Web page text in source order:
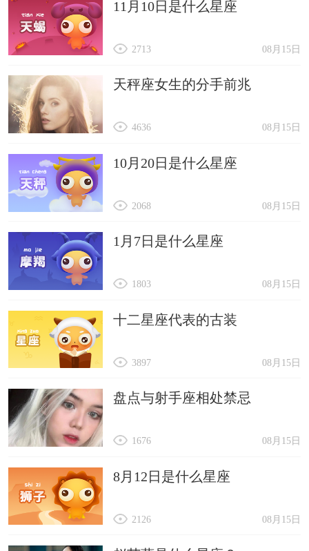
11月10日是什么星座
08月15日
2713
天秤座女生的分手前兆
08月15日
4636
10月20日是什么星座
08月15日
2068
1月7日是什么星座
08月15日
1803
十二星座代表的古装
08月15日
3897
盘点与射手座相处禁忌
08月15日
1676
8月12日是什么星座
08月15日
2126